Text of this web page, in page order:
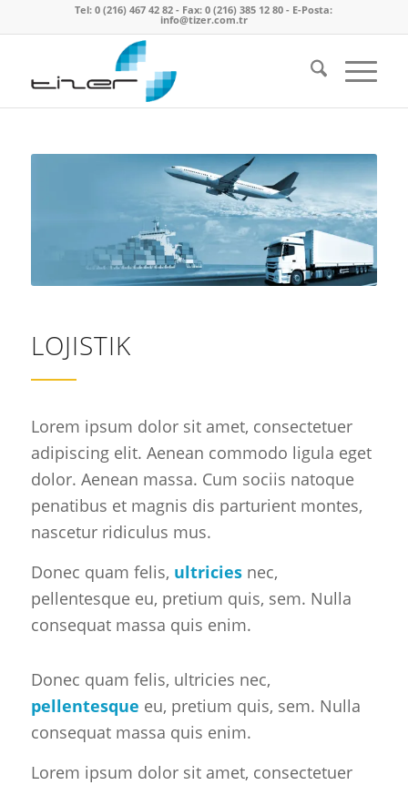
Tel: 0 (216) 467 42 82 - Fax: 0 (216) 385 12 80 - E-Posta:
info@tizer.com.tr
LOJISTIK
Lorem ipsum dolor sit amet, consectetuer
adipiscing elit. Aenean commodo ligula eget
dolor. Aenean massa. Cum sociis natoque
penatibus et magnis dis parturient montes,
nascetur ridiculus mus.
Donec quam felis, ultriciesnec,
pellentesque eu, pretium quis, sem. Nulla
consequat massa quis enim.
Donec quam felis, ultricies nec,
pellentesque eu, pretium quis, sem. Nulla
consequat massa quis enim.
Lorem ipsum dolor sit amet, consectetuer